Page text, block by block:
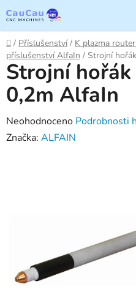
na
obsah
Domů
/ Příslušenství / K plazma
příslušenství AlfaIn / Strojní
Strojní
0,2m AlfaIn
Průměrné
hodnocení
Neohodnoceno Podrobnosti
Značka: ALFAIN